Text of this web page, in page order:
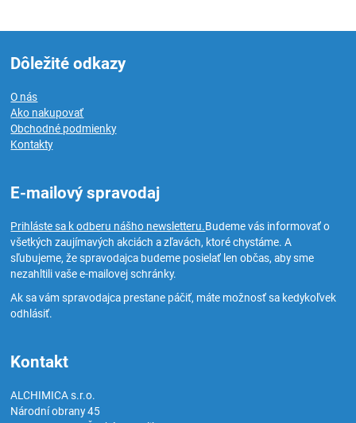
Dôležité odkazy
O nás
Ako nakupovať
Obchodné podmienky
Kontakty
E-mailový spravodaj
Prihláste sa k odberu nášho newsletteru.Budeme vás informovať o
všetkých zaujímavých akciách a zľavách, ktoré chystáme. A
sľubujeme, že spravodajca budeme posielať len občas, aby sme
nezahltili vaše e-mailovej schránky.
Ak sa vám spravodajca prestane páčiť, máte možnosť sa kedykoľvek
odhlásiť.
Kontakt
ALCHIMICA s.r.o.
Národní obrany 45